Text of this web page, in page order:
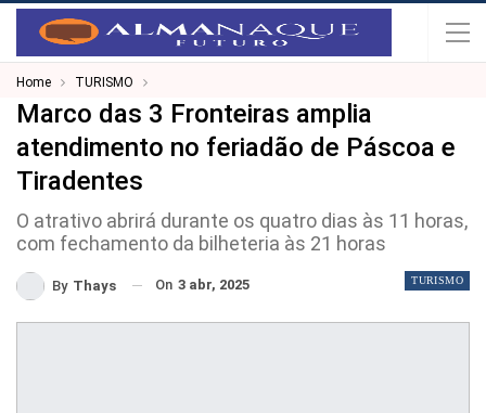
Home TURISMO
Marco das 3 Fronteiras amplia
atendimento no feriadão de Páscoa e
Tiradentes
O atrativo abrirá durante os quatro dias às 11 horas,
com fechamento da bilheteria às 21 horas
TURISMO
By Thays On 3 abr, 2025